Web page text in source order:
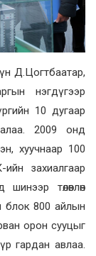
Д.Цогтбаатар,
нэгдүгээр
10 дугаар
2009 онд
хуучнаар 100
захиалгаар
төлөвлөн
блок 800 айлын
орон сууцыг
гардан авлаа.